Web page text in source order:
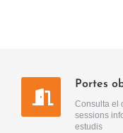
Portes
Consulta el
sessions
estudis